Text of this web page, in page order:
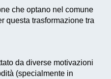
che optano nel comune
questa trasformazione tra
da diverse motivazioni
(specialmente in